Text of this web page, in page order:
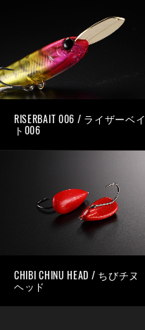
RISERBAIT 006 / ライザーベイ
ト006
CHIBI CHINU HEAD / ちびチヌ
ヘッド